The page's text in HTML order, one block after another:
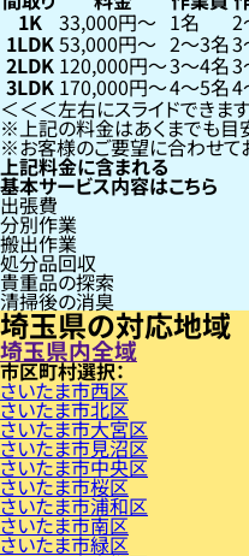
1K 33,000円〜 1名 2
1LDK53,000円〜 2〜3名3
2LDK 120,000円〜3〜4名3
3LDK 170,000円〜4〜5名4
左右にスライドできます
上記の料金はあくまでも目
お客様のご要望に合わせて
上記料金に含まれる
基本サービス内容はこちら
出張費
分別作業
搬出作業
処分品回収
貴重品の探索
清掃後の消臭
埼玉県の対応地域
埼玉県内全域
市区町村
さいたま市西区
さいたま市北区
さいたま市大宮区
さいたま市見沼区
さいたま市中央区
さいたま市桜区
さいたま市浦和区
さいたま市南区
さいたま市緑区